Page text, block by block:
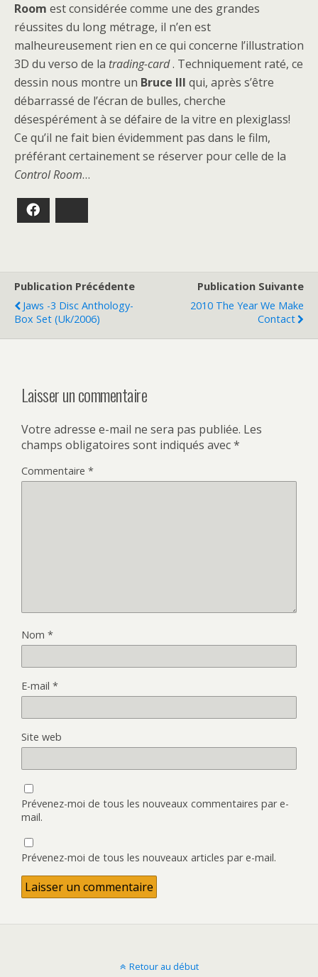
Room est considérée comme une des grandes
réussites du long métrage, il n’en est
malheureusement rien en ce qui concerne l’illustration
3D du verso de la trading-card. Techniquement raté, ce
dessin nous montre un Bruce III qui, après s’être
débarrassé de l’écran de bulles, cherche
désespérément à se défaire de la vitre en plexiglass!
Ce qu’il ne fait bien évidemment pas dans le film,
préférant certainement se réserver pour celle de la
Control Room…
Publication Précédente
Jaws -3 Disc Anthology-
Box Set (uk/2006)
Publication Suivante
2010 The Year We Make
Contact
Laisser un commentaire
Votre adresse e-mail ne sera pas publiée. Les
champs obligatoires sont indiqués avec*
Commentaire *
Nom *
E-mail *
Site web
Prévenez-moi de tous les nouveaux commentaires par e-
mail.
Prévenez-moi de tous les nouveaux articles par e-mail.
Retour au début